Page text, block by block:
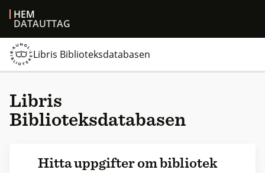
HEM
DATAUTTAG
Libris Biblioteksdatabasen
Libris
Biblioteksdatabasen
Hitta uppgifter om bibliotek